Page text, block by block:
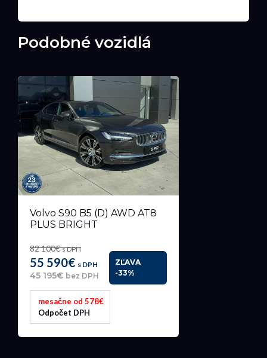
Podobné vozidlá
Volvo S90 B5 (D) AWD AT8
PLUS BRIGHT
82 100€s DPH
55 590€ s DPH
45 195€ bez DPH
ZĽAVA
-33%
mesačne od 578€
Odpočet DPH